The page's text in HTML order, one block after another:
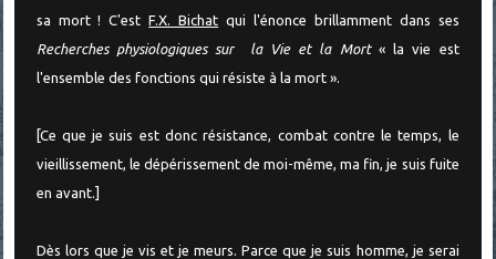
sa mort ! C'estF.X. Bichat qui l'énonce brillamment dans ses
Recherches physiologiques sur la Vie et la Mort« la vie est
l'ensemble des fonctions qui résiste à la mort ».
[Ce que je suis est donc résistance, combat contre le temps, le
vieillissement, le dépérissement de moi-même, ma fin, je suis fuite
en avant.]
Dès lors que je vis et je meurs. Parce que je suis homme, je serai